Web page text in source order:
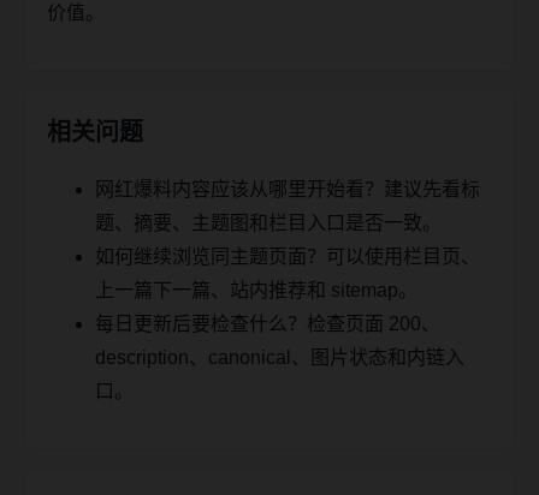
价值。
相关问题
网红爆料内容应该从哪里开始看？建议先看标
题、摘要、主题图和栏目入口是否一致。
如何继续浏览同主题页面？可以使用栏目页、
上一篇下一篇、站内推荐和 sitemap。
每日更新后要检查什么？检查页面 200、
description、canonical、图片状态和内链入
口。